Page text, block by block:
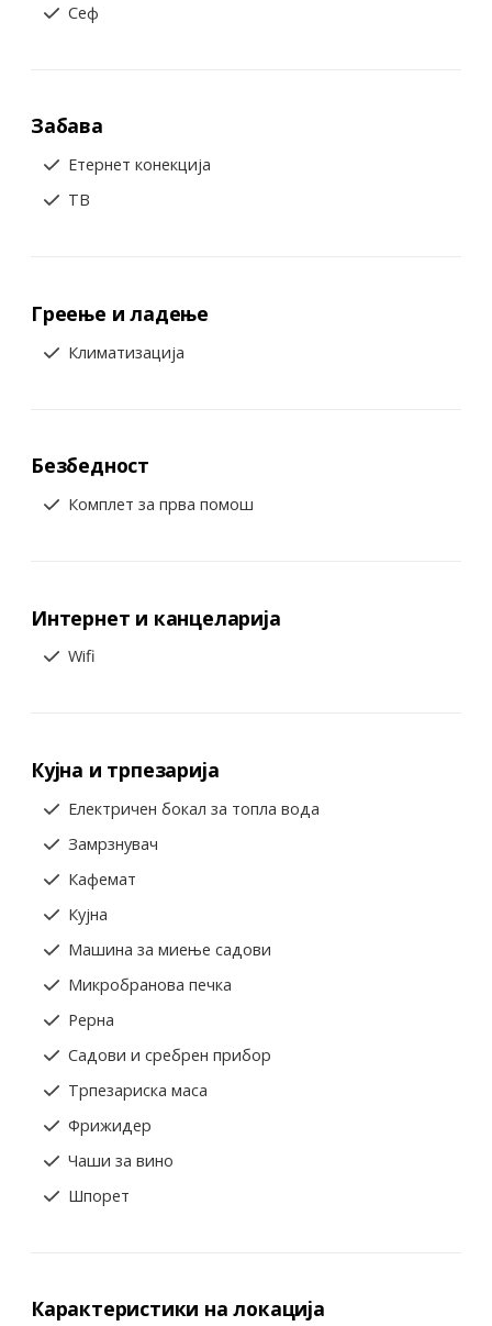
Сеф
Забава
Етернет конекција
ТВ
Греење и ладење
Климатизација
Безбедност
Комплет за прва помош
Интернет и канцеларија
Wifi
Кујна и трпезарија
Електричен бокал за топла вода
Замрзнувач
Кафемат
Кујна
Машина за миење садови
Микробранова печка
Рерна
Садови и сребрен прибор
Трпезариска маса
Фрижидер
Чаши за вино
Шпорет
Карактеристики на локација